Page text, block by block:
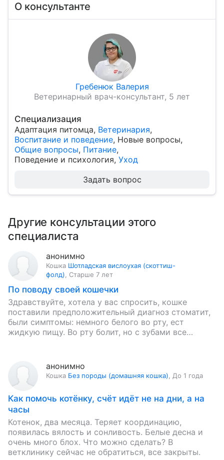
О консультанте
Гребенюк Валерия
Ветеринарный врач-консультант, 5 лет
Специализация
Адаптация питомца, Ветеринария,
Воспитание и поведение, Новые вопросы,
Общие вопросы, Питание,
Поведение и психология, Уход
Задать вопрос
Другие консультации этого
специалиста
анонимно
Кошка Шотладская вислоухая (скоттиш-
фолд)
Старше 7 лет
По поводу своей кошечки
Здравствуйте, хотела у вас спросить, кошке
поставили предположительный диагноз стоматит,
были симптомы: немного белого во рту, ест
жидкую пищу. Во рту болит, но с зубами все
анонимно
Кошка Без породы (домашняя кошка) До 1 года
Как помочь котёнку, счёт идёт не на дни, а на
часы
Котенок, два месяца. Теряет координацию,
появилась вялость и сонливость. Белые десна и
очень много блох. Что можно сделать? В
ветклинику сейчас не обратиться, все закрыты.